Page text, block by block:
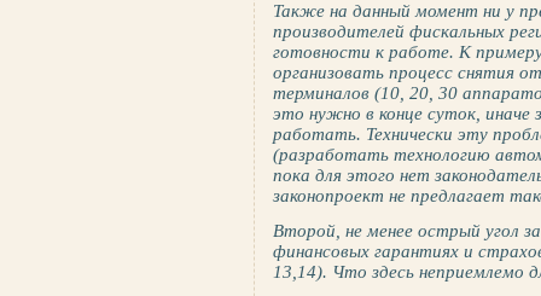
Также на данный момент ни у
производителей фискальных
готовности к работе. К
организовать процесс снятия
терминалов (10, 20, 30
это нужно в конце суток,
работать. Технически эту
(разработать технологию
пока для этого нет
законопроект не предлагает
Второй, не менее острый угол
финансовых гарантиях и
13,14). Что здесь неприемлемо